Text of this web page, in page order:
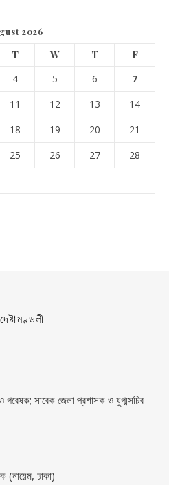
2026
T W T
F
4 5 6
7
11 12 13
14
18 19 20
21
25 26 27
28
গবেষক; সাবেক জেলা প্রশাসক ও যুগ্মসচিব
(নায়েম, ঢাকা)